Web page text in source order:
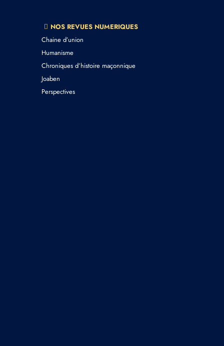
NOS REVUES NUMERIQUES
Chaine d’union
Humanisme
Chroniques d’histoire maçonnique
Joaben
Perspectives